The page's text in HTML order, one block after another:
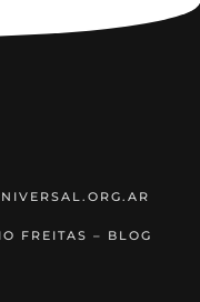
FREITAS – BLOG